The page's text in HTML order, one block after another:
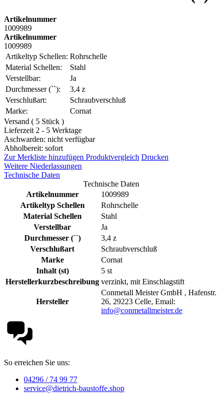
Artikelnummer
1009989
Artikelnummer
1009989
Artikeltyp Schellen: Rohrschelle
Material Schellen:
Stahl
Verstellbar:
Ja
Durchmesser (``):
3,4 z
Verschlußart:
Schraubverschluß
Marke:
Cornat
Versand ( 5 Stück )
Lieferzeit 2 - 5 Werktage
Aschwarden: nicht verfügbar
Abholbereit: sofort
Zur Merkliste hinzufügen Produktvergleich Drucken
Weitere Niederlassungen
Technische Daten
Technische Daten
Artikelnummer
1009989
Artikeltyp Schellen
Rohrschelle
Material Schellen
Stahl
Verstellbar
Ja
Durchmesser (``)
3,4 z
Verschlußart
Schraubverschluß
Marke
Cornat
Inhalt (st)
5 st
Herstellerkurzbeschreibung verzinkt, mit Einschlagstift
Hersteller
Conmetall Meister GmbH , Hafenstr.
26, 29223 Celle, Email:
info@conmetallmeister.de
So erreichen Sie uns:
04296 / 74 99 77
service@dietrich-baustoffe.shop